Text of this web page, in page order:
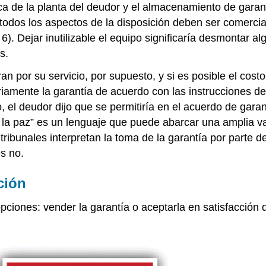
de la planta del deudor y el almacenamiento de
los aspectos de la disposición deben ser
Dejar inutilizable el equipo significaría desmontar
por su servicio, por supuesto, y si es posible el
la garantía de acuerdo con las instrucciones
deudor dijo que se permitiría en el acuerdo de
paz” es un lenguaje que puede abarcar una amplia
interpretan la toma de la garantía por parte
no.
vender la garantía o aceptarla en satisfacción